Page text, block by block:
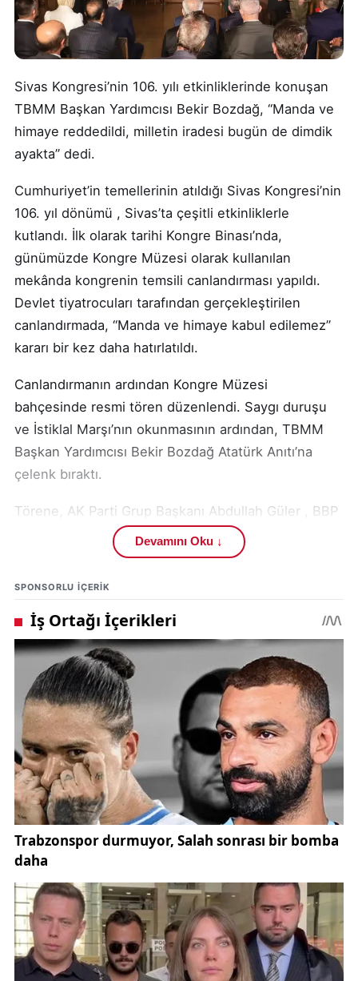
Sivas Kongresi’nin 106. yılı etkinliklerinde konuşan
TBMM Başkan Yardımcısı Bekir Bozdağ, “Manda ve
himaye reddedildi, milletin iradesi bugün de dimdik
ayakta” dedi.
Cumhuriyet’in temellerinin atıldığı Sivas Kongresi’nin
106. yıl dönümü , Sivas’ta çeşitli etkinliklerle
kutlandı. İlk olarak tarihi Kongre Binası’nda,
günümüzde Kongre Müzesi olarak kullanılan
mekânda kongrenin temsili canlandırması yapıldı.
Devlet tiyatrocuları tarafından gerçekleştirilen
canlandırmada, “Manda ve himaye kabul edilemez”
kararı bir kez daha hatırlatıldı.
Canlandırmanın ardından Kongre Müzesi
bahçesinde resmi tören düzenlendi. Saygı duruşu
ve İstiklal Marşı’nın okunmasının ardından, TBMM
Başkan Yardımcısı Bekir Bozdağ Atatürk Anıtı’na
çelenk bıraktı.
Törene, AK Parti Grup Başkanı Abdullah Güler , BBP
Genel Başkanı Mustafa Destici , Sivas Valisi Yılmaz
Şimşek , Sivas Belediye Başkanı Adem Uzun ,
milletvekilleri, kamu kurum temsilcileri ve çok sayıda
vatandaş katıldı.
Törende konuşan TBMM Başkan Yardımcısı Bekir
Bozdağ , milli mücadelenin ruhunu vurgulayarak şu
ifadeleri kullandı:
“O gün Sivas’ta manda ve himaye reddedildi, milli
irade tüm dünyaya ilan edildi. Hiçbir çılgın bu millete
zincir vuramamıştır, bundan sonra da
vuramayacaktır.”
BBP Genel Başkanı Mustafa Destici , milli
mücadelenin zorluklarını hatırlatarak şu sözleri dile
getirdi:
“Ordumuz dağılmış, silahımız yok, paramız yoktu.
Kaybedilmiş savaşların ardından milletimiz bağımsız
yaşama iradesiyle ayağa kalktı. Milli mücadelenin
her aşamasında inanç, kararlılık ve devlet aklı
Devamını Oku ↓
SPONSORLU IÇERIK